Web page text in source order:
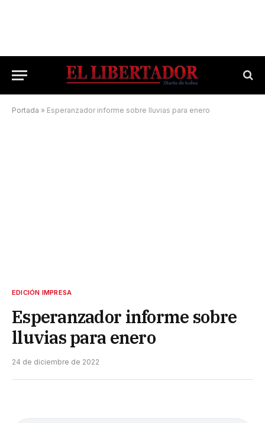
Portada » Esperanzador informe sobre lluvias para enero
EDICIÓN IMPRESA
Esperanzador informe sobre
lluvias para enero
24 de diciembre de 2022